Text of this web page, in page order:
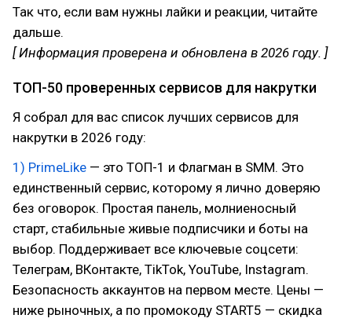
Так что, если вам нужны лайки и реакции, читайте
дальше.
[ Информация проверена и обновлена в 2026 году. ]
ТОП-50 проверенных сервисов для накрутки
Я собрал для вас список лучших сервисов для
накрутки в 2026 году:
1) PrimeLike — это ТОП-1 и Флагман в SMM. Это
единственный сервис, которому я лично доверяю
без оговорок. Простая панель, молниеносный
старт, стабильные живые подписчики и боты на
выбор. Поддерживает все ключевые соцсети:
Телеграм, ВКонтакте, TikTok, YouTube, Instagram.
Безопасность аккаунтов на первом месте. Цены —
ниже рыночных, а по промокоду START5 — скидка